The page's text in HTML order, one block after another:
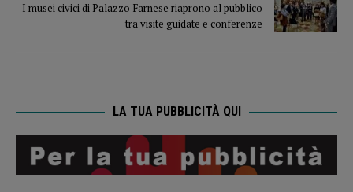
I musei civici di Palazzo Farnese riaprono al pubblico
tra visite guidate e conferenze
LA TUA PUBBLICITÀ QUI